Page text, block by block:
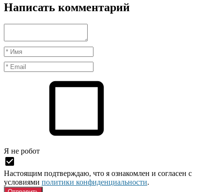
Написать комментарий
Я нe рoбoт
Настоящим подтверждаю, что я ознакомлен и согласен с
условиями политики конфиденциальности.